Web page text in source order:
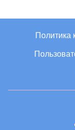
Политика